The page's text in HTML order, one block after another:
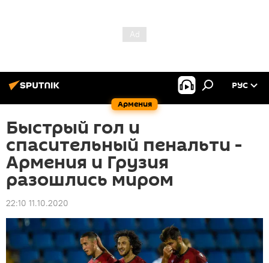
Армения
РУС
Быстрый гол и
спасительный пенальти -
Армения и Грузия
разошлись миром
22:10 11.10.2020